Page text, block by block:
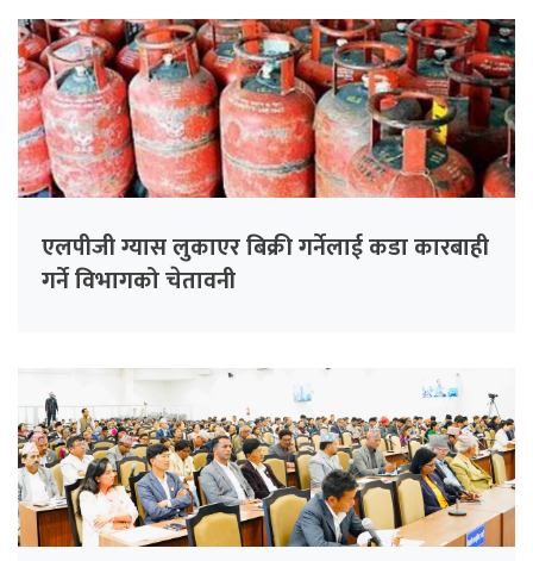
एलपीजी ग्यास लुकाएर बिक्री गर्नेलाई कडा कारबाही
गर्ने विभागको चेतावनी